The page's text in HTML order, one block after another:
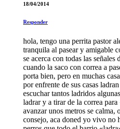
18/04/2014
Responder
hola, tengo una perrita pastor
tranquila al pasear y amigable
se acerca con todas las señales
cuando la saco con correa a
porta bien, pero en muchas
por enfrente de sus casas
escuchar tantos ladridos
ladrar y a tirar de la correa
avanzar unos metros se calma,
consejo, aca doned yo vivo no